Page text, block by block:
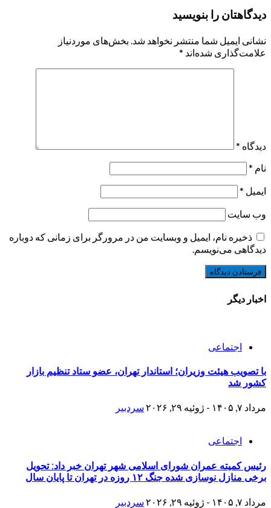
دیدگاهتان را بنویسید
نشانی ایمیل شما منتشر نخواهد شد. بخش‌های موردنیاز
علامت‌گذاری شده‌اند *
دیدگاه *
نام *
ایمیل *
وب‌ سایت
ذخیره نام، ایمیل و وبسایت من در مرورگر برای زمانی که دوباره
دیدگاهی می‌نویسم.
اخبار دیگر
اجتماعی
با تصویب هیئت وزیران؛ استاندار تهران، عضو ستاد تنظیم بازار
کشور شد
مرداد ۷, ۱۴۰۵ - ژوئیه ۲۹, ۲۰۲۶ سردبیر
اجتماعی
رئیس کمیته عمران شورای اسلامی شهر تهران خبر داد: تحویل
برخی منازل نوسازی شده جنگ ۱۲ روزه در تهران تا پایان سال
مرداد ۷, ۱۴۰۵ - ژوئیه ۲۹, ۲۰۲۶ سردبیر